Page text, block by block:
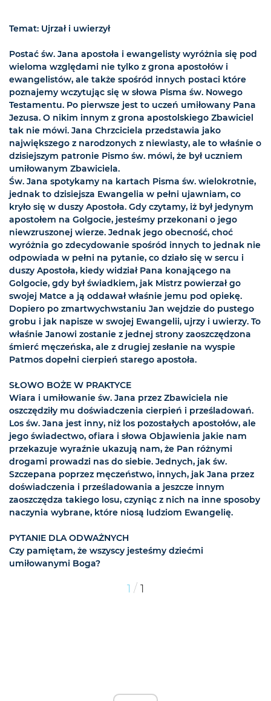
Temat: Ujrzał i uwierzył
Postać św. Jana apostoła i ewangelisty wyróżnia się pod
wieloma względami nie tylko z grona apostołów i
ewangelistów, ale także spośród innych postaci które
poznajemy wczytując się w słowa Pisma św. Nowego
Testamentu. Po pierwsze jest to uczeń umiłowany Pana
Jezusa. O nikim innym z grona apostolskiego Zbawiciel
tak nie mówi. Jana Chrzciciela przedstawia jako
największego z narodzonych z niewiasty, ale to właśnie o
dzisiejszym patronie Pismo św. mówi, że był uczniem
umiłowanym Zbawiciela.
Św. Jana spotykamy na kartach Pisma św. wielokrotnie,
jednak to dzisiejsza Ewangelia w pełni ujawniam, co
kryło się w duszy Apostoła. Gdy czytamy, iż był jedynym
apostołem na Golgocie, jesteśmy przekonani o jego
niewzruszonej wierze. Jednak jego obecność, choć
wyróżnia go zdecydowanie spośród innych to jednak nie
odpowiada w pełni na pytanie, co działo się w sercu i
duszy Apostoła, kiedy widział Pana konającego na
Golgocie, gdy był świadkiem, jak Mistrz powierzał go
swojej Matce a ją oddawał właśnie jemu pod opiekę.
Dopiero po zmartwychwstaniu Jan wejdzie do pustego
grobu i jak napisze w swojej Ewangelii, ujrzy i uwierzy. To
właśnie Janowi zostanie z jednej strony zaoszczędzona
śmierć męczeńska, ale z drugiej zesłanie na wyspie
Patmos dopełni cierpień starego apostoła.
SŁOWO BOŻE W PRAKTYCE
Wiara i umiłowanie św. Jana przez Zbawiciela nie
oszczędziły mu doświadczenia cierpień i prześladowań.
Los św. Jana jest inny, niż los pozostałych apostołów, ale
jego świadectwo, ofiara i słowa Objawienia jakie nam
przekazuje wyraźnie ukazują nam, że Pan różnymi
drogami prowadzi nas do siebie. Jednych, jak św.
Szczepana poprzez męczeństwo, innych, jak Jana przez
doświadczenia i prześladowania a jeszcze innym
zaoszczędza takiego losu, czyniąc z nich na inne sposoby
naczynia wybrane, które niosą ludziom Ewangelię.
PYTANIE DLA ODWAŻNYCH
Czy pamiętam, że wszyscy jesteśmy dziećmi
umiłowanymi Boga?
1 / 1